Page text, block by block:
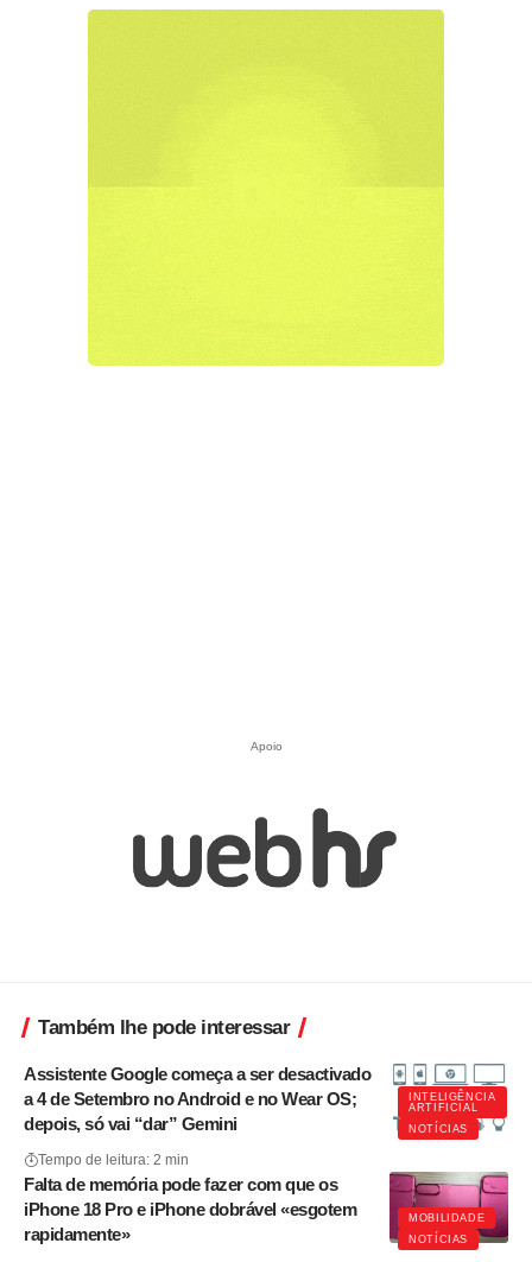
Apoio
Também lhe pode interessar
INTELIGÊNCIA
ARTIFICIAL
NOTÍCIAS
Assistente Google começa a ser desactivado
a 4 de Setembro no Android e no Wear OS;
depois, só vai “dar” Gemini
Tempo de leitura: 2 min
MOBILIDADE
NOTÍCIAS
Falta de memória pode fazer com que os
iPhone 18 Pro e iPhone dobrável «esgotem
rapidamente»